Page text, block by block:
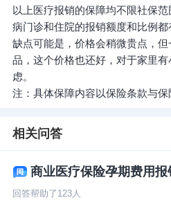
以上医疗报销的保障均不限社保
病门诊和住院的报销额度和比例都
缺点可能是，价格会稍微贵点，
品，这个价格也还好，对于家里
虑。
注：具体保障内容以保险条款与保
相关问答
商业医疗保险孕期费用报
回答帮助了 123人